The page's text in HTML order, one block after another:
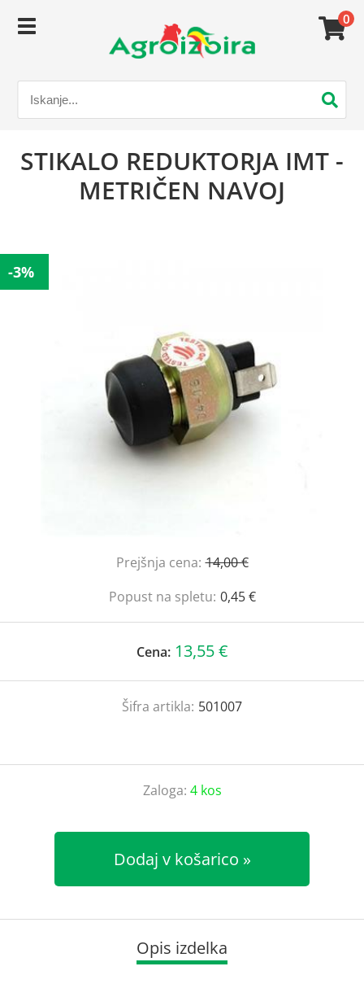
0
STIKALO REDUKTORJA IMT -
METRIČEN NAVOJ
-3%
Prejšnja cena: 14,00 €
Popust na spletu: 0,45 €
Cena: 13,55 €
Šifra artikla: 501007
Zaloga: 4 kos
Dodaj v košarico
Opis izdelka